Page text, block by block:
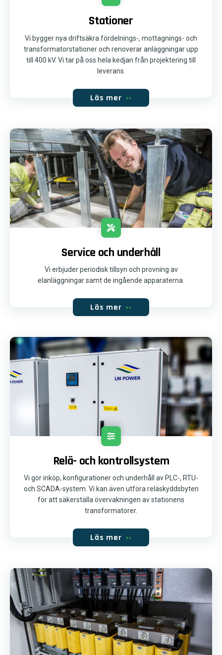
Stationer
Vi bygger nya driftsäkra fördelnings-, mottagnings- och
transformatorstationer och renoverar anläggningar upp
till 400 kV. Vi tar på oss hela kedjan från projektering till
leverans.
Läs mer ››
Service och underhåll
Vi erbjuder periodisk tillsyn och provning av
elanläggningar samt de ingående apparaterna.
Läs mer ››
Relä- och kontrollsystem
Vi gör inköp, konfigurationer och underhåll av PLC-, RTU-
och SCADA-system. Vi kan även utföra reläskyddsbyten
för att säkerställa övervakningen av stationens
transformatorer.
Läs mer ››